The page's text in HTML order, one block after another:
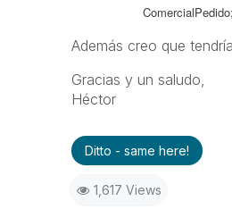
ComercialPedido;
Además creo que
Gracias y un saludo,
Héctor
Ditto - same here!
1,617 Views